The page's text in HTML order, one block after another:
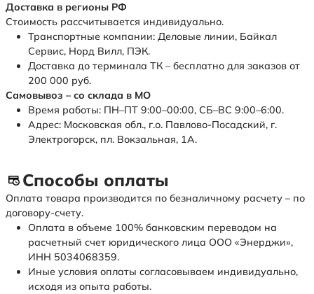
Доставка в регионы РФ
Стоимость рассчитывается индивидуально.
Транспортные компании: Деловые линии, Байкал
Сервис, Норд Вилл, ПЭК.
Доставка до терминала ТК – бесплатно для заказов от
200 000 руб.
Самовывоз – со склада в МО
Время работы: ПН–ПТ 9:00–00:00, СБ–ВС 9:00–6:00.
Адрес: Московская обл., г.о. Павлово-Посадский, г.
Электрогорск, пл. Вокзальная, 1А.
Способы оплаты
Оплата товара производится по безналичному расчету – по
договору-счету.
Оплата в объеме 100% банковским переводом на
расчетный счет юридического лица ООО «Энерджи»,
ИНН 5034068359.
Иные условия оплаты согласовываем индивидуально,
исходя из опыта работы.